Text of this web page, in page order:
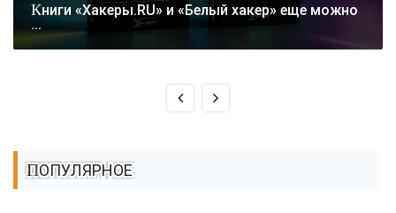
Книги «Хакеры.RU» и «Белый хакер» еще можно
...
ПОПУЛЯРНОЕ